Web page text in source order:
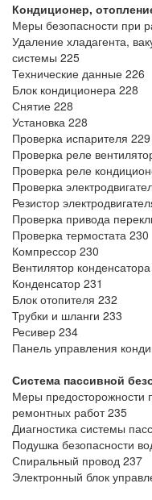
Кондиционер,
Меры безопасности при
Удаление хладагента,
системы 225
Технические данные 226
Блок кондиционера 228
Снятие 228
Установка 228
Проверка испарителя 229
Проверка реле
Проверка реле
Проверка
Резистор
Проверка привода
Проверка термостата 230
Компрессор 230
Вентилятор
Конденсатор 231
Блок отопителя 232
Трубки и шланги 233
Ресивер 234
Панель управления
Система пассивной
Меры предосторожности
ремонтных работ 235
Диагностика системы
Подушка безопасности
Спиральный провод 237
Электронный блок